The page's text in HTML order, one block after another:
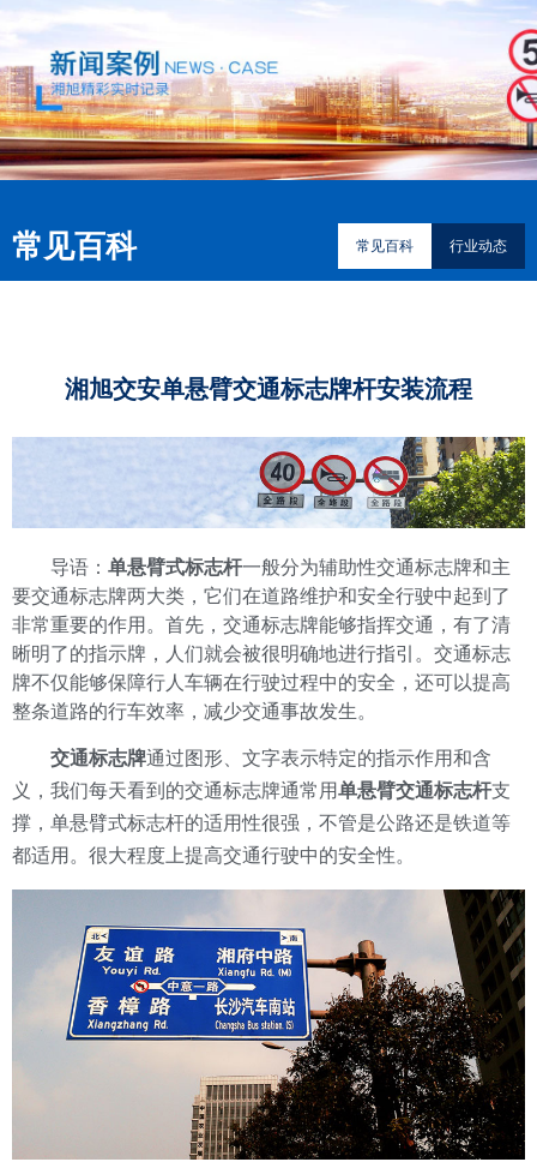
常见百科 常见百科 行业动态
湘旭交安单悬臂交通标志牌杆安装流程
导语： 单悬臂式标志杆一般分为辅助性交通标志牌和主
要交通标志牌两大类，它们在道路维护和安全行驶中起到了
非常重要的作用。首先，交通标志牌能够指挥交通，有了清
晰明了的指示牌，人们就会被很明确地进行指引。交通标志
牌不仅能够保障行人车辆在行驶过程中的安全，还可以提高
整条道路的行车效率，减少交通事故发生。
交通标志牌通过图形、文字表示特定的指示作用和含
义，我们每天看到的交通标志牌通常用单悬臂交通标志杆支
撑，单悬臂式标志杆的适用性很强，不管是公路还是铁道等
都适用。很大程度上提高交通行驶中的安全性。